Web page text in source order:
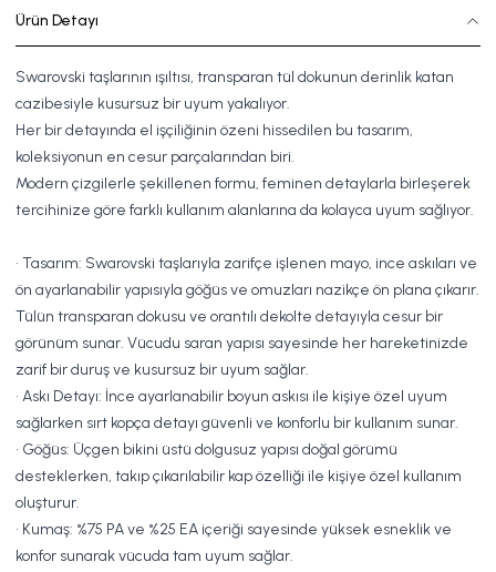
Ürün Detayı
Swarovski taşlarının ışıltısı, transparan tül dokunun derinlik katan
cazibesiyle kusursuz bir uyum yakalıyor.
Her bir detayında el işçiliğinin özeni hissedilen bu tasarım,
koleksiyonun en cesur parçalarından biri.
Modern çizgilerle şekillenen formu, feminen detaylarla birleşerek
tercihinize göre farklı kullanım alanlarına da kolayca uyum sağlıyor.
• Tasarım: Swarovski taşlarıyla zarifçe işlenen mayo, ince askıları ve
ön ayarlanabilir yapısıyla göğüs ve omuzları nazikçe ön plana çıkarır.
Tülün transparan dokusu ve orantılı dekolte detayıyla cesur bir
görünüm sunar. Vücudu saran yapısı sayesinde her hareketinizde
zarif bir duruş ve kusursuz bir uyum sağlar.
• Askı Detayı: İnce ayarlanabilir boyun askısı ile kişiye özel uyum
sağlarken sırt kopça detayı güvenli ve konforlu bir kullanım sunar.
• Göğüs: Üçgen bikini üstü dolgusuz yapısı doğal görümü
desteklerken, takıp çıkarılabilir kap özelliği ile kişiye özel kullanım
oluşturur.
• Kumaş: %75 PA ve %25 EA içeriği sayesinde yüksek esneklik ve
konfor sunarak vücuda tam uyum sağlar.